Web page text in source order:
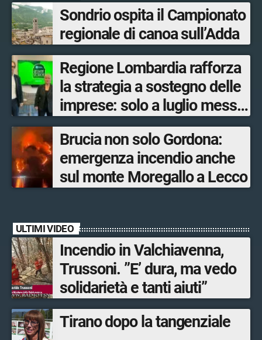
Sondrio ospita il Campionato
regionale di canoa sull’Adda
Regione Lombardia rafforza
la strategia a sostegno delle
imprese: solo a luglio messe
in campo 10 misure
economiche
Brucia non solo Gordona:
emergenza incendio anche
sul monte Moregallo a Lecco
ULTIMI VIDEO
Incendio in Valchiavenna,
Trussoni. ”E’ dura, ma vedo
solidarietà e tanti aiuti”
Tirano dopo la tangenziale